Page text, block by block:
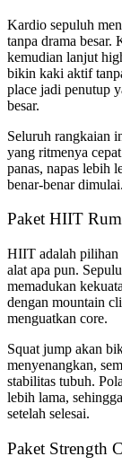
Kardio sepuluh
tanpa drama besar.
kemudian lanjut
bikin kaki aktif
place jadi penutup
besar.
Seluruh rangkaian
yang ritmenya
panas, napas lebih
benar-benar dimulai.
Paket HIIT
HIIT adalah pilihan
alat apa pun.
memadukan
dengan mountain
menguatkan core.
Squat jump akan
menyenangkan,
stabilitas tubuh.
lebih lama,
setelah selesai.
Paket Strength